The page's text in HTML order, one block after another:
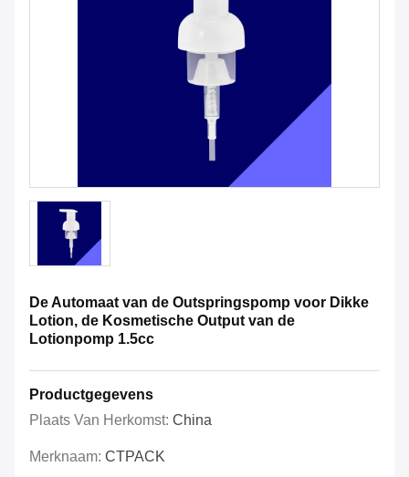
De Automaat van de Outspringspomp voor Dikke
Lotion, de Kosmetische Output van de
Lotionpomp 1.5cc
Productgegevens
Plaats Van Herkomst: China
Merknaam: CTPACK